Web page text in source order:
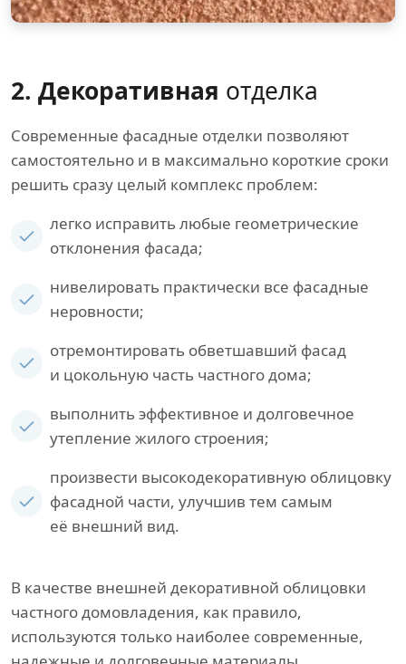
2. Декоративная отделка
Современные фасадные отделки позволяют
самостоятельно и в максимально короткие сроки
решить сразу целый комплекс проблем:
легко исправить любые геометрические
отклонения фасада;
нивелировать практически все фасадные
неровности;
отремонтировать обветшавший фасад
и цокольную часть частного дома;
выполнить эффективное и долговечное
утепление жилого строения;
произвести высокодекоративную облицовку
фасадной части, улучшив тем самым
её внешний вид.
В качестве внешней декоративной облицовки
частного домовладения, как правило,
используются только наиболее современные,